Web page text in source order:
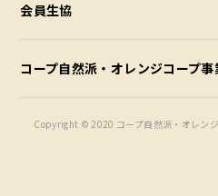
会員生協
コープ自然派・オレンジコープ事
Copyright © 2020 コープ自然派・オレン